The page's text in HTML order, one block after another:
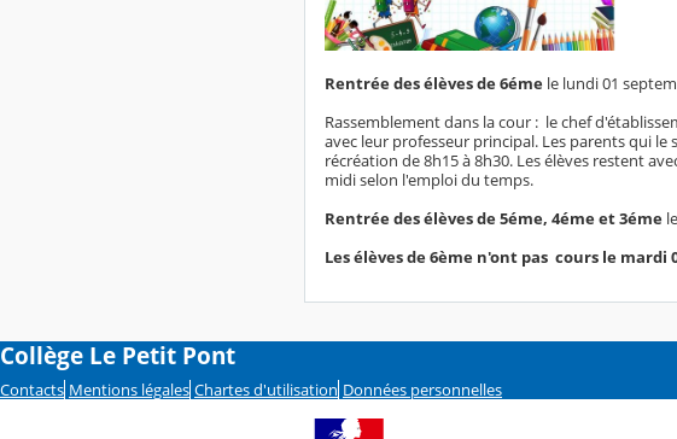
Rentrée des élèves de 6éme le lundi 01
Rassemblement dans la cour : le chef
avec leur professeur principal. Les parents qui
récréation de 8h15 à 8h30. Les élèves restent
midi selon l'emploi du temps.
Rentrée des élèves de 5éme, 4éme et 3éme
Les élèves de 6ème n'ont pas cours le mardi
Collège Le Petit Pont
Contacts Mentions légales Chartes d'utilisation Données personnelles